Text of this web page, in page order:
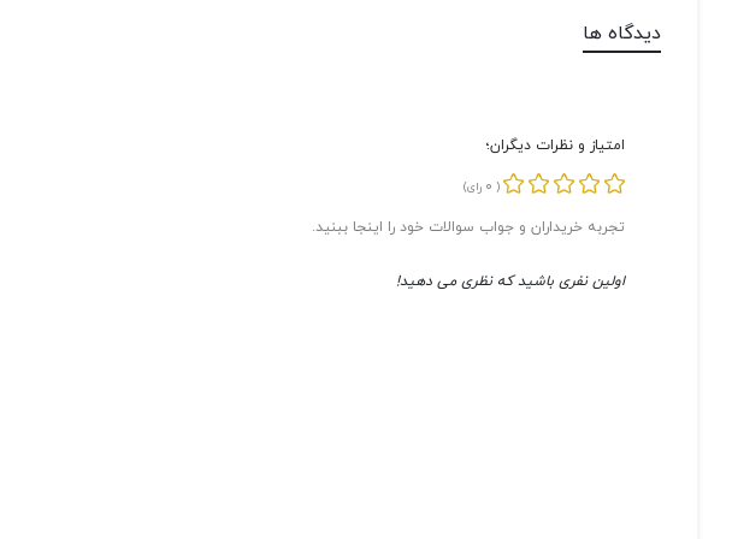
دیدگاه ها
امتیاز و نظرات دیگران؛
(
0 رای)
تجربه خریداران و جواب سوالات خود را اینجا ببنید.
اولین نفری باشید که نظری می دهید!